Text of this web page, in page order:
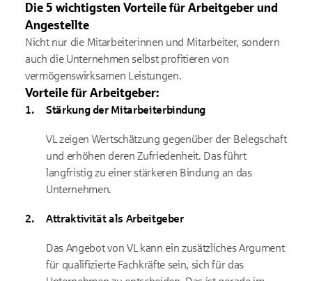
Die 5 wichtigsten Vorteile für Arbeitgeber und
Angestellte
Nicht nur die Mitarbeiterinnen und Mitarbeiter, sondern
auch die Unternehmen selbst profitieren von
vermögenswirksamen Leistungen.
Vorteile für Arbeitgeber:
Stärkung der Mitarbeiterbindung
VL zeigen Wertschätzung gegenüber der Belegschaft
und erhöhen deren Zufriedenheit. Das führt
langfristig zu einer stärkeren Bindung an das
Unternehmen.
Attraktivität als Arbeitgeber
Das Angebot von VL kann ein zusätzliches Argument
für qualifizierte Fachkräfte sein, sich für das